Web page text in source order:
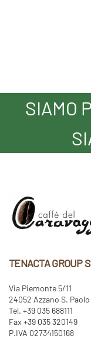
SIAMO
TENACTA GROUP
Via Piemonte 5/11
24052 Azzano S.
Tel. +39 035 688111
Fax +39 035 320149
P.IVA 02734150168